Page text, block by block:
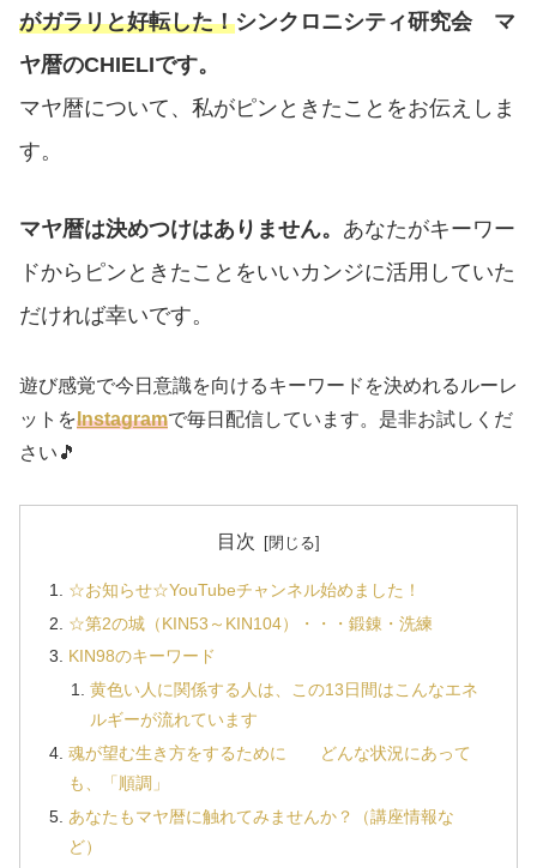
がガラリと好転した！シンクロニシティ研究会 マ
ヤ暦のCHIELIです。
マヤ暦について、私がピンときたことをお伝えしま
す。
マヤ暦は決めつけはありません。 あなたがキーワー
ドからピンときたことをいいカンジに活用していた
だければ幸いです。
遊び感覚で今日意識を向けるキーワードを決めれるルーレ
ットをInstagramで毎日配信しています。是非お試しくだ
さい🎵
目次
☆お知らせ☆YouTubeチャンネル始めました！
☆第2の城（KIN53～KIN104）・・・鍛錬・洗練
KIN98のキーワード
黄色い人に関係する人は、この13日間はこんなエネ
ルギーが流れています
魂が望む生き方をするために どんな状況にあって
も、「順調」
あなたもマヤ暦に触れてみませんか？（講座情報な
ど）